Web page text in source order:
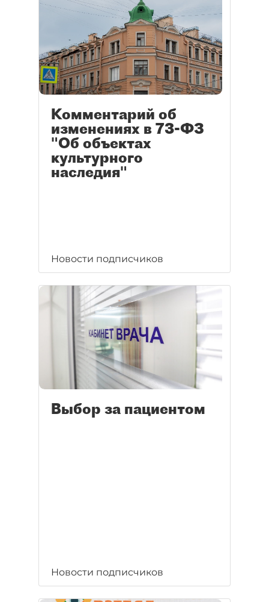
Комментарий об
изменениях в 73-ФЗ
"Об объектах
культурного
наследия"
Новости подписчиков
Выбор за пациентом
Новости подписчиков